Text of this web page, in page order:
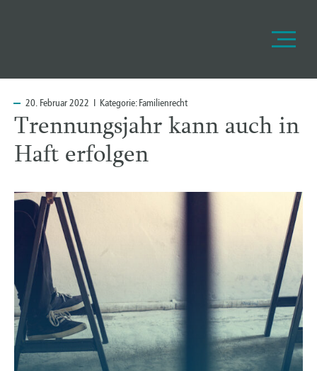
20. Februar 2022 I Kategorie:Familienrecht
Tren­nungs­jahr kann auch in
Haft erfolgen